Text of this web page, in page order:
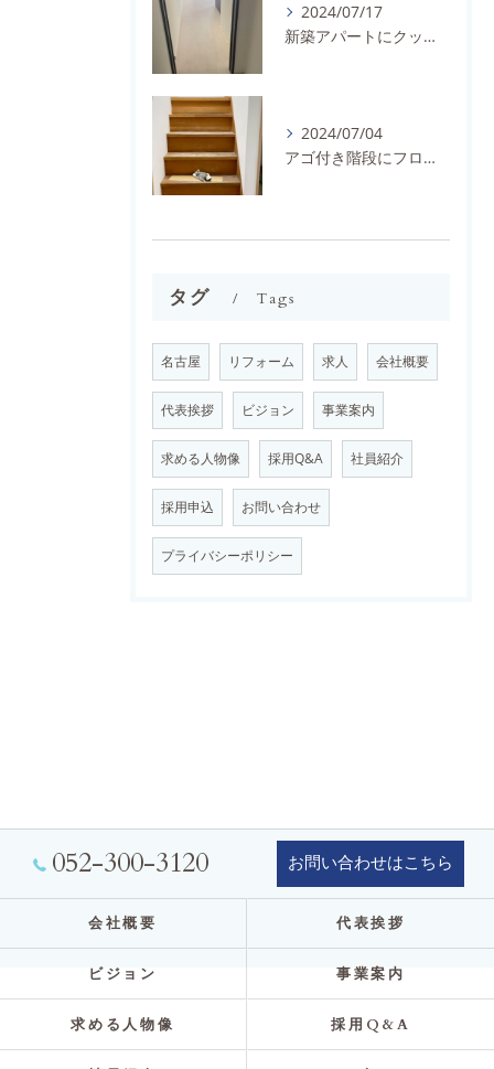
2024/07/17
新築アパートにクッションフロアを施工しました。
2024/07/04
アゴ付き階段にフロアタイルとノンスリップを施工しました。
タグ Tags
名古屋 リフォーム 求人 会社概要
代表挨拶 ビジョン 事業案内
求める人物像 採用Q&A 社員紹介
採用申込 お問い合わせ
プライバシーポリシー
052-300-3120 お問い合わせはこちら
会社概要 代表挨拶
ビジョン 事業案内
求める人物像 採用Q&A